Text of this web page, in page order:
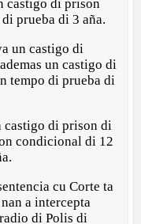
castigo di prison
prueba di 3 aña.
un castigo di
un castigo di
tempo di prueba di
castigo di prison di
condicional di 12
cu Corte ta
a intercepta
di Polis di